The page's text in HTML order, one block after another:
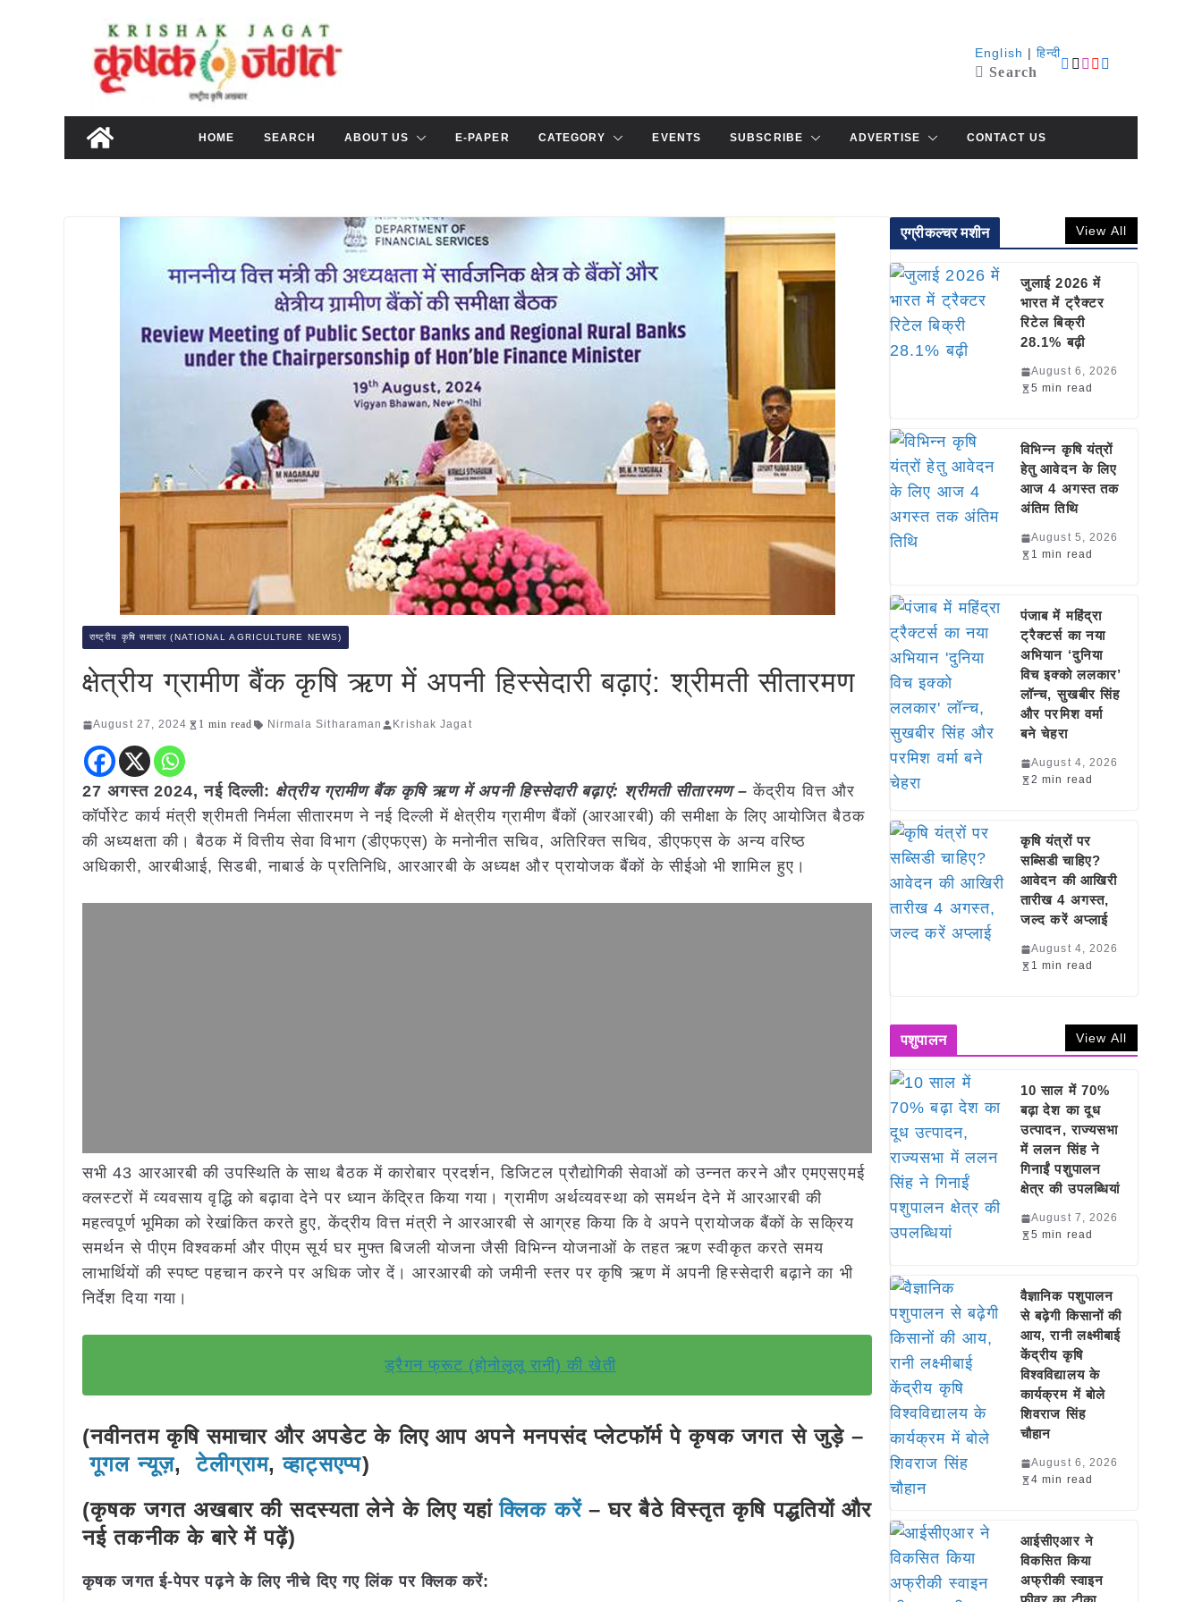
content
English | हिन्दी
Search
HOME SEARCH ABOUT US E-PAPER CATEGORY EVENTS SUBSCRIBE ADVERTISE CONTACT US
राष्ट्रीय कृषि समाचार (NATIONAL AGRICULTURE NEWS)
क्षेत्रीय ग्रामीण बैंक कृषि ऋण में अपनी हिस्सेदारी बढ़ाएं: श्रीमती सीतारमण
August 27, 2024 1 min read Nirmala Sitharaman Krishak Jagat
27 अगस्त 2024, नई दिल्ली: क्षेत्रीय ग्रामीण बैंक कृषि ऋण में अपनी हिस्सेदारी बढ़ाएं: श्रीमती सीतारमण –केंद्रीय वित्त और
कॉर्पोरेट कार्य मंत्री श्रीमती निर्मला सीतारमण ने नई दिल्ली में क्षेत्रीय ग्रामीण बैंकों (आरआरबी) की समीक्षा के लिए आयोजित बैठक
की अध्यक्षता की। बैठक में वित्तीय सेवा विभाग (डीएफएस) के मनोनीत सचिव, अतिरिक्त सचिव, डीएफएस के अन्य वरिष्ठ
अधिकारी, आरबीआई, सिडबी, नाबार्ड के प्रतिनिधि, आरआरबी के अध्यक्ष और प्रायोजक बैंकों के सीईओ भी शामिल हुए।
सभी 43 आरआरबी की उपस्थिति के साथ बैठक में कारोबार प्रदर्शन, डिजिटल प्रौद्योगिकी सेवाओं को उन्नत करने और एमएसएमई
क्लस्टरों में व्यवसाय वृद्धि को बढ़ावा देने पर ध्यान केंद्रित किया गया। ग्रामीण अर्थव्यवस्था को समर्थन देने में आरआरबी की
महत्वपूर्ण भूमिका को रेखांकित करते हुए, केंद्रीय वित्त मंत्री ने आरआरबी से आग्रह किया कि वे अपने प्रायोजक बैंकों के सक्रिय
समर्थन से पीएम विश्वकर्मा और पीएम सूर्य घर मुफ्त बिजली योजना जैसी विभिन्न योजनाओं के तहत ऋण स्वीकृत करते समय
लाभार्थियों की स्पष्ट पहचान करने पर अधिक जोर दें। आरआरबी को जमीनी स्तर पर कृषि ऋण में अपनी हिस्सेदारी बढ़ाने का भी
निर्देश दिया गया।
ड्रैगन फ्रूट (होनोलूलू रानी) की खेती
(नवीनतम कृषि समाचार और अपडेट के लिए आप अपने मनपसंद प्लेटफॉर्म पे कृषक जगत से जुड़े –
गूगल न्यूज़,टेलीग्राम,व्हाट्सएप्प)
(कृषक जगत अखबार की सदस्यता लेने के लिए यहांक्लिक करें– घर बैठे विस्तृत कृषि पद्धतियों और
नई तकनीक के बारे में पढ़ें)
कृषक जगत ई-पेपर पढ़ने के लिए नीचे दिए गए लिंक पर क्लिक करें:
एग्रीकल्चर मशीन View All
जुलाई 2026 में
भारत में ट्रैक्टर
रिटेल बिक्री
28.1% बढ़ी
August 6, 2026
5 min read
विभिन्न कृषि यंत्रों
हेतु आवेदन के लिए
आज 4 अगस्त तक
अंतिम तिथि
August 5, 2026
1 min read
पंजाब में महिंद्रा
ट्रैक्टर्स का नया
अभियान ‘दुनिया
विच इक्को ललकार’
लॉन्च, सुखबीर सिंह
और परमिश वर्मा
बने चेहरा
August 4, 2026
2 min read
कृषि यंत्रों पर
सब्सिडी चाहिए?
आवेदन की आखिरी
तारीख 4 अगस्त,
जल्द करें अप्लाई
August 4, 2026
1 min read
पशुपालन View All
10 साल में 70%
बढ़ा देश का दूध
उत्पादन, राज्यसभा
में ललन सिंह ने
गिनाईं पशुपालन
क्षेत्र की उपलब्धियां
August 7, 2026
5 min read
वैज्ञानिक पशुपालन
से बढ़ेगी किसानों की
आय, रानी लक्ष्मीबाई
केंद्रीय कृषि
विश्वविद्यालय के
कार्यक्रम में बोले
शिवराज सिंह
चौहान
August 6, 2026
4 min read
आईसीएआर ने
विकसित किया
अफ्रीकी स्वाइन